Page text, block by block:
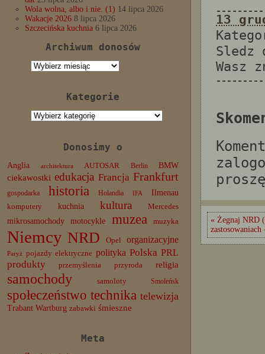
Wola wolna, albo i nie. (1) 14 lipca 2026
Wakacje 2026 8 lipca 2026
Szczecińska kuchnia 6 lipca 2026
Archiwum donosów
Archiwum
Kategorie
Kategorie
Donosimy o
Anglia architektura AUTOSAR Berlin BMW
ciekawostki edukacja Francja Frankfurt
gospodarka historia Holandia IFA
Ilmenau
komputery
kuchnia kultura Mercedes
mikrosamochody motocykle muzea muzyka
Niemcy NRD Opel organizacyjne
Paryż pojazdy elektryczne polityka Polska PRL
produkty
przemyślenia przyroda religia
samochody samoloty Smoleńsk
społeczeństwo technika telewizja
Trabant Wartburg zabawki śmieszne
Meta
13
Sledz
Wasz
« Żegnaj NRD